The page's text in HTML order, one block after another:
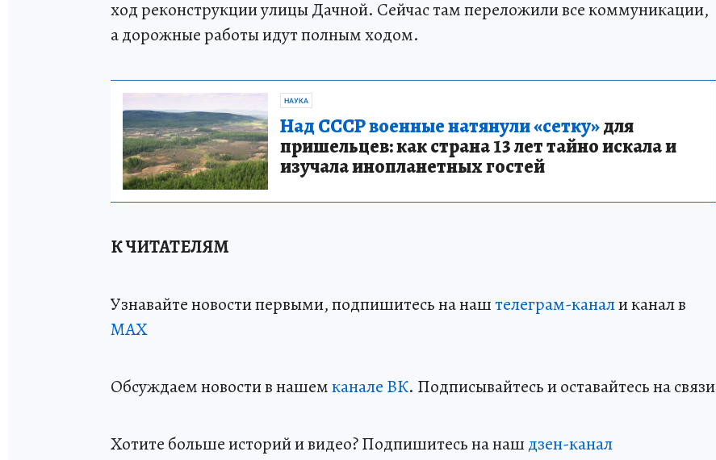
ход реконструкции улицы Дачной. Сейчас там переложили все коммуникации,
а дорожные работы идут полным ходом.
НАУКА
Над СССР военные натянули «сетку»для
пришельцев: как страна 13 лет тайно искала и
изучала инопланетных гостей
К ЧИТАТЕЛЯМ
Узнавайте новости первыми, подпишитесь на наштелеграм-канали канал в
МАХ
Обсуждаем новости в нашемканале ВК. Подписывайтесь и оставайтесь на связи
Хотите больше историй и видео? Подпишитесь на наш дзен-канал